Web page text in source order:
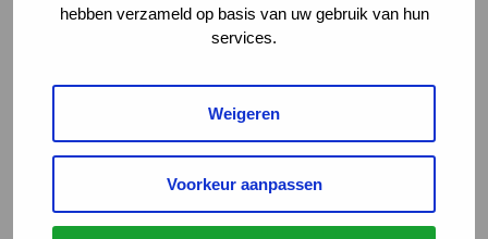
hebben verzameld op basis van uw gebruik van hun
services.
Weigeren
Voorkeur aanpassen
Terug
Interactieve tools
Voorbeeldcasuïstiek
Werkwijzen en handreikingen
Leren en verdieping
Kennisbibliotheek Chronisch Werkt
Webinars
Werkwijs – de podcast van het AKC